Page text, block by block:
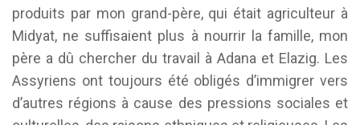
produits par mon grand-père, qui était agriculteur à
Midyat, ne suffisaient plus à nourrir la famille, mon
père a dû chercher du travail à Adana et Elazig. Les
Assyriens ont toujours été obligés d’immigrer vers
d’autres régions à cause des pressions sociales et